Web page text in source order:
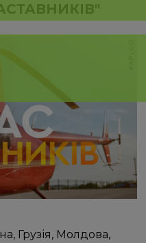
Грузія, Молдова,